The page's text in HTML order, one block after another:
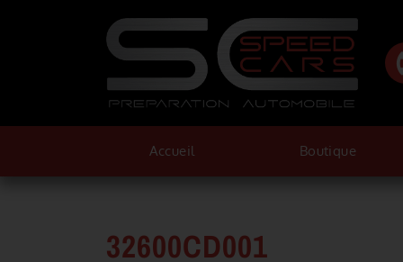
Accueil Boutique
32600CD001